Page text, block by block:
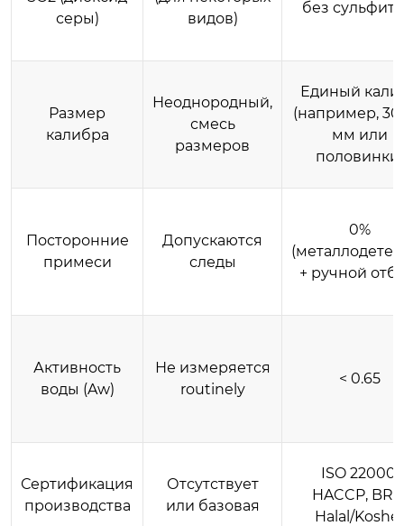
серы)
видов)
без
Размер
калибра
Неоднородный,
смесь
размеров
Единый
(например,
мм или
половинки)
Посторонние
примеси
Допускаются
следы
0%
+ ручной
Активность
воды (Aw)
Не измеряется
routinely
< 0.65
Сертификация
производства
Отсутствует
или базовая
ISO 22000,
HACCP,
Halal/Kosher